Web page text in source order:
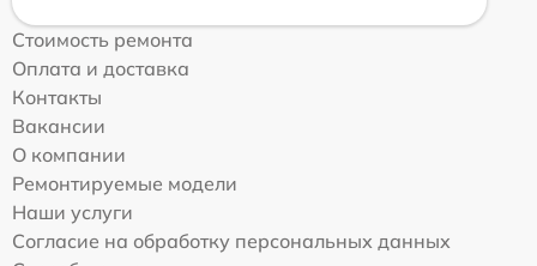
Стоимость ремонта
Оплата и доставка
Контакты
Вакансии
О компании
Ремонтируемые модели
Наши услуги
Согласие на обработку персональных данных